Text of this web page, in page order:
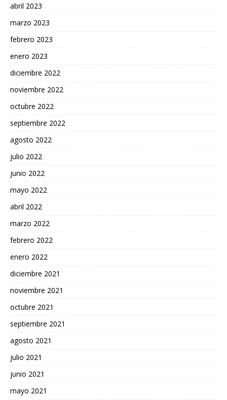
abril 2023
marzo 2023
febrero 2023
enero 2023
diciembre 2022
noviembre 2022
octubre 2022
septiembre 2022
agosto 2022
julio 2022
junio 2022
mayo 2022
abril 2022
marzo 2022
febrero 2022
enero 2022
diciembre 2021
noviembre 2021
octubre 2021
septiembre 2021
agosto 2021
julio 2021
junio 2021
mayo 2021